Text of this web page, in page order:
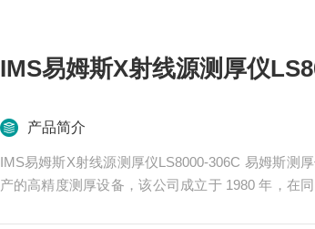
IMS易姆斯X射线源测厚仪
产品简介
IMS易姆斯X射线源测厚仪LS8000-306C 易姆斯测厚仪是由德国 IMS Messsysteme GmbH 公司生
产的高精度测厚设备，该公司成立于 1980 年，在